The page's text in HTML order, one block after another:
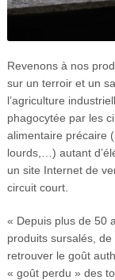
Revenons à nos
sur un terroir et un
l’agriculture
phagocytée par les
alimentaire précaire
lourds,…) autant
un site Internet de
circuit court.
« Depuis plus de 50
produits sursalés,
retrouver le goût
« goût perdu » des